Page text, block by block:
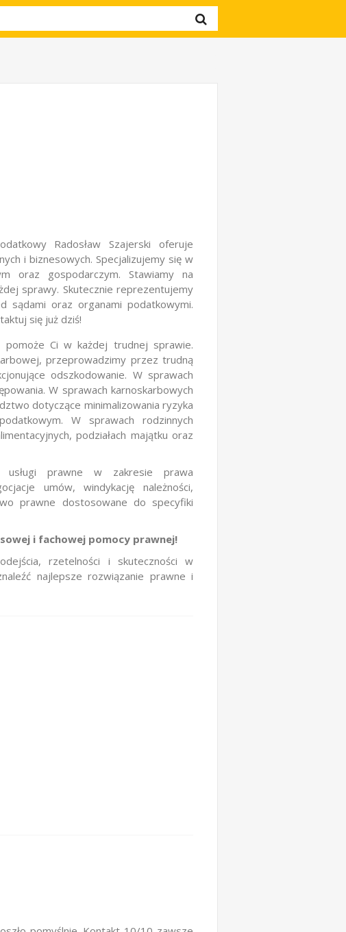
Radosław Szajerski oferuje
i biznesowych. Specjalizujemy się w
oraz gospodarczym. Stawiamy na
sprawy. Skutecznie reprezentujemy
sądami oraz organami podatkowymi.
się już dziś!
pomoże Ci w każdej trudnej sprawie.
przeprowadzimy przez trudną
odszkodowanie. W sprawach
W sprawach karnoskarbowych
dotyczące minimalizowania ryzyka
W sprawach rodzinnych
podziałach majątku oraz
usługi prawne w zakresie prawa
umów, windykację należności,
prawne dostosowane do specyfiki
i fachowej pomocy prawnej!
rzetelności i skuteczności w
najlepsze rozwiązanie prawne i